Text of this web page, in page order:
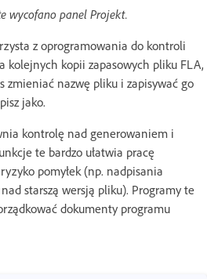
wycofano panel Projekt.
z oprogramowania do kontroli
kolejnych kopii zapasowych pliku FLA,
zmieniać nazwę pliku i zapisywać go
jako.
kontrolę nad generowaniem i
te bardzo ułatwia pracę
pomyłek (np. nadpisania
starszą wersją pliku). Programy te
dokumenty programu